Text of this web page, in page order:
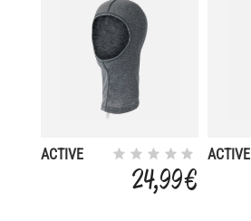
ACTIVE
24,99 €
ACTIVE